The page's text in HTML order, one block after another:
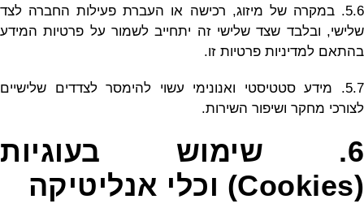
5.6. במקרה של מיזוג, רכישה או העברת פעילות החברה לצד
שלישי, ובלבד שצד שלישי זה יתחייב לשמור על פרטיות המידע
בהתאם למדיניות פרטיות זו.
5.7. מידע סטטיסטי ואנונימי עשוי להימסר לצדדים שלישיים
לצורכי מחקר ושיפור השירות.
6. שימוש בעוגיות
(Cookies) וכלי אנליטיקה